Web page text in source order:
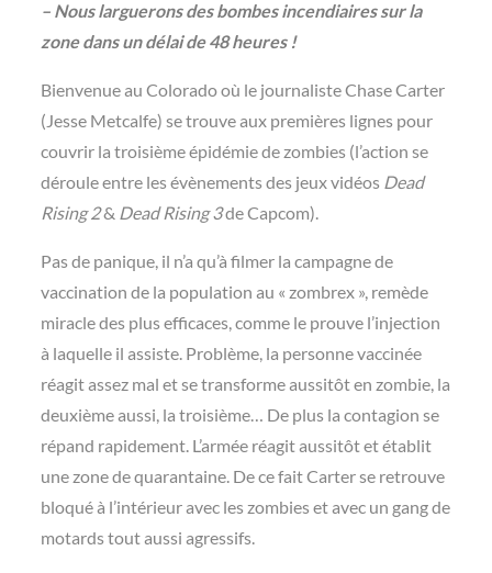
– Nous larguerons des bombes incendiaires sur la
zone dans un délai de 48 heures !
Bienvenue au Colorado où le journaliste Chase Carter
(Jesse Metcalfe) se trouve aux premières lignes pour
couvrir la troisième épidémie de zombies (l’action se
déroule entre les évènements des jeux vidéos Dead
Rising 2& Dead Rising 3de Capcom).
Pas de panique, il n’a qu’à filmer la campagne de
vaccination de la population au « zombrex », remède
miracle des plus efficaces, comme le prouve l’injection
à laquelle il assiste. Problème, la personne vaccinée
réagit assez mal et se transforme aussitôt en zombie, la
deuxième aussi, la troisième… De plus la contagion se
répand rapidement. L’armée réagit aussitôt et établit
une zone de quarantaine. De ce fait Carter se retrouve
bloqué à l’intérieur avec les zombies et avec un gang de
motards tout aussi agressifs.